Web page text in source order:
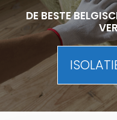
DE BESTE